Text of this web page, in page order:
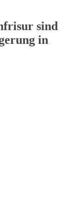
sind
in